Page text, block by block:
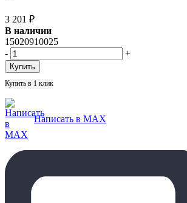
3 201 ₽
В наличии
15020910025
-
+
Купить в 1 клик
Написать в MAX